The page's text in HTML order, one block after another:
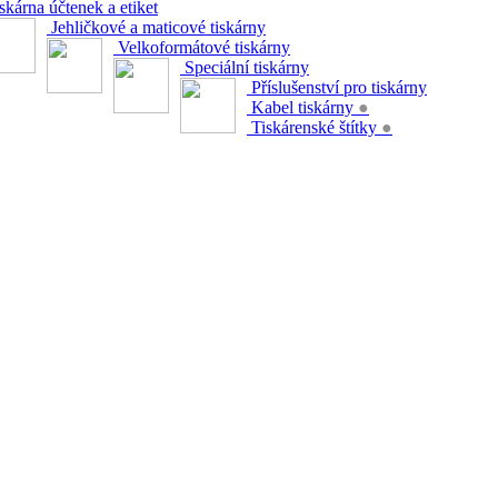
účtenek a etiket
Jehličkové a maticové tiskárny
Velkoformátové tiskárny
Speciální tiskárny
Příslušenství pro tiskárny
Kabel tiskárny ●
Tiskárenské štítky ●